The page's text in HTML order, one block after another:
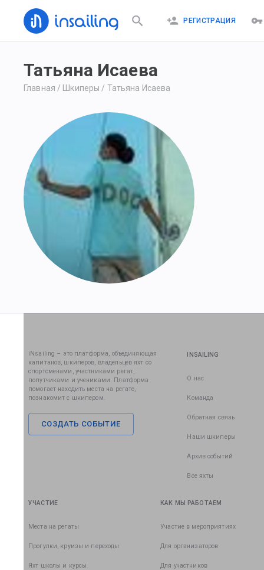
РЕГИСТРАЦИЯ
Татьяна Исаева
Главная / Шкиперы / Татьяна Исаева
iNsailing – это платформа, объединяющая
капитанов, шкиперов, владельцев яхт со
спортсменами, участниками регат,
попутчиками и учениками. Платформа
помогает находить места на регате,
познакомит с шкипером.
СОЗДАТЬ СОБЫТИЕ
INSAILING
О нас
Команда
Обратная связь
Наши шкиперы
Архив событий
Все яхты
УЧАСТИЕ
Места на регаты
Прогулки, круизы и переходы
Яхт школы и курсы
КАК МЫ РАБОТАЕМ
Участие в мероприятиях
Для организаторов
Для участников